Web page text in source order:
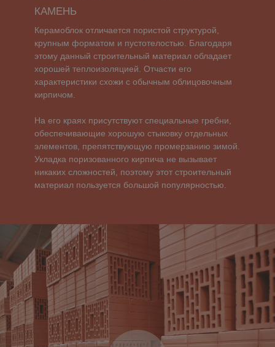
На его краях присутствуют специальные гребни,
обеспечивающие хорошую стыковку отдельных
элементов, препятствующую промерзанию зимой.
Укладка поризованного кирпича не вызывает
никаких сложностей, поэтому этот строительный
материал пользуется большой популярностью.